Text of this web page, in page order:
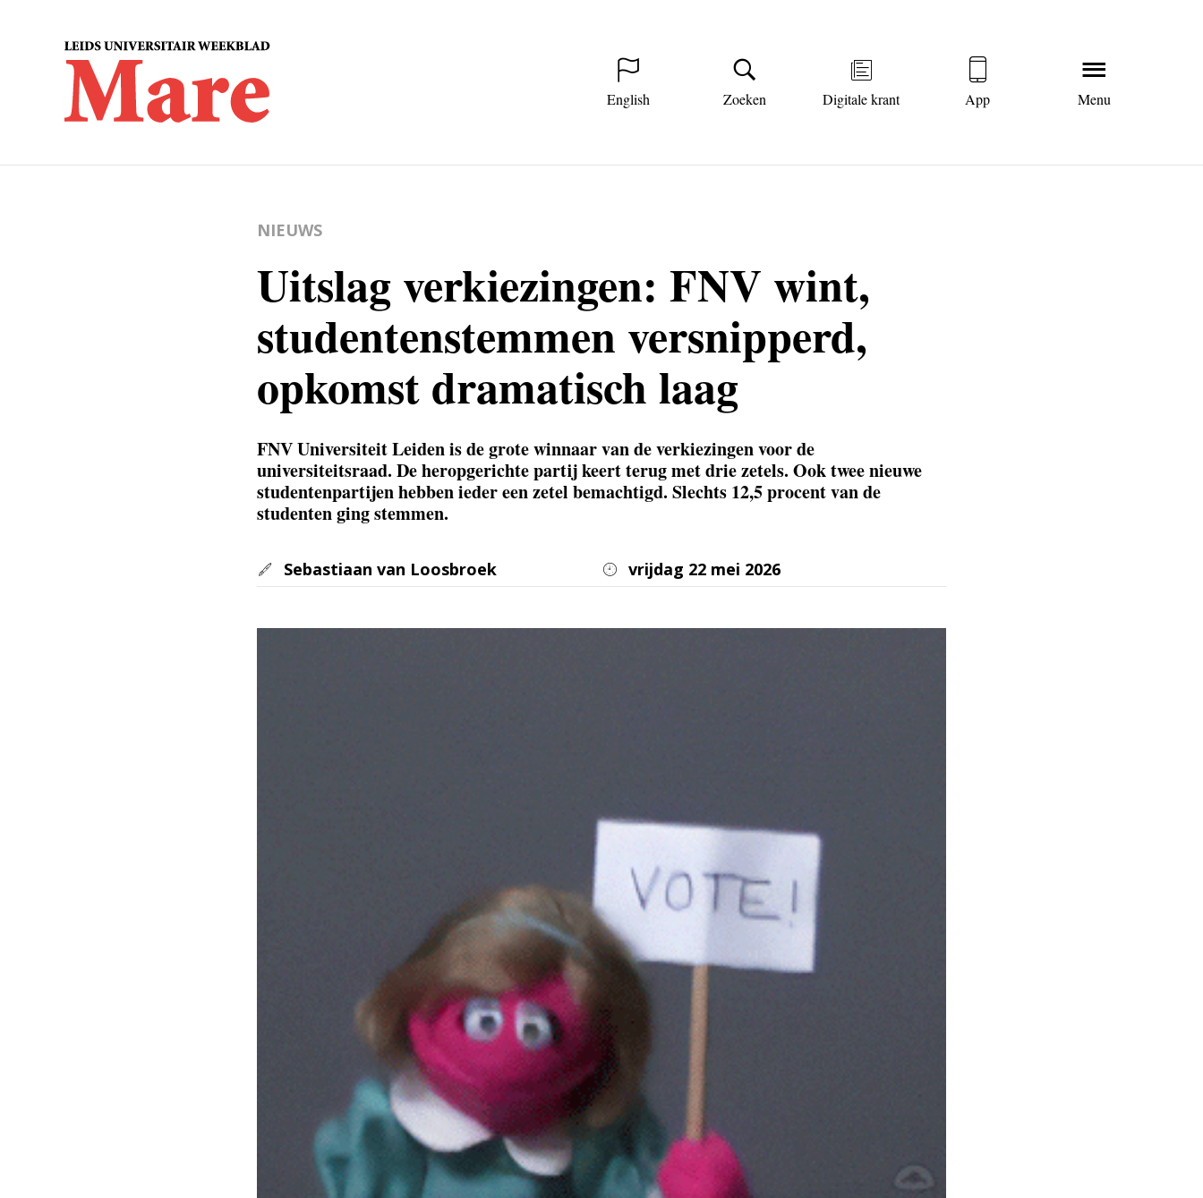
English Zoeken Digitale krant App Menu
NIEUWS
Uitslag verkiezingen: FNV wint,
studentenstemmen versnipperd,
opkomst dramatisch laag
FNV Universiteit Leiden is de grote winnaar van de verkiezingen voor de
universiteitsraad. De heropgerichte partij keert terug met drie zetels. Ook twee nieuwe
studentenpartijen hebben ieder een zetel bemachtigd. Slechts 12,5 procent van de
studenten ging stemmen.
Sebastiaan van Loosbroek vrijdag 22 mei 2026